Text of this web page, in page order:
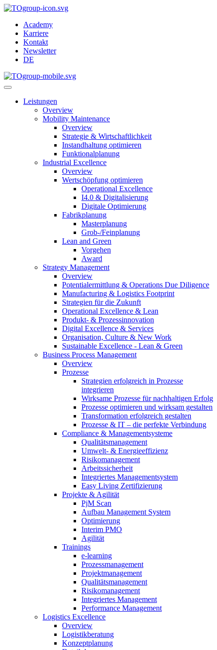
Academy
Karriere
Kontakt
Newsletter
DE
Leistungen
Overview
Mobility Maintenance
Overview
Strategie & Wirtschaftlichkeit
Instandhaltung optimieren
Funktionalplanung
Industrial Excellence
Overview
Wertschöpfung optimieren
Operational Excellence
I4.0 & Digitalisierung
Digitale Optimierung
Fabrikplanung
Masterplanung
Grob-/Feinplanung
Lean and Green
Vorgehen
Award
Strategy Management
Overview
Potentialermittlung & Operations Due Diligence
Manufacturing & Logistics Footprint
Strategien für die Zukunft
Operational Excellence & Lean
Produkt- & Prozessinnovation
Digital Excellence & Services
Organisation, Culture & New Work
Sustainable Excellence - Lean & Green
Business Process Management
Overview
Prozesse
Strategien erfolgreich in Prozesse
integrieren
Wirksame Prozesse für nachhaltigen Erfolg​
Prozesse optimieren und wirksam gestalten
Transformation erfolgreich gestalten
Prozesse & IT – die perfekte Verbindung
Compliance & Managementsysteme
Qualitätsmanagement
Umwelt- & Energieeffizienz
Risikomanagement
Arbeitssicherheit
Integriertes Managementsystem
Easy Living Zertifizierung
Projekte & Agilität
PjM Scan
Aufbau Management System
Optimierung
Interim PMO
Agilität
Trainings
e-learning
Prozessmanagement
Projektmanagement
Qualitätsmanagement
Risikomanagement
Integriertes Management
Performance Management
Logistics Excellence
Overview
Logistikberatung
Konzeptplanung